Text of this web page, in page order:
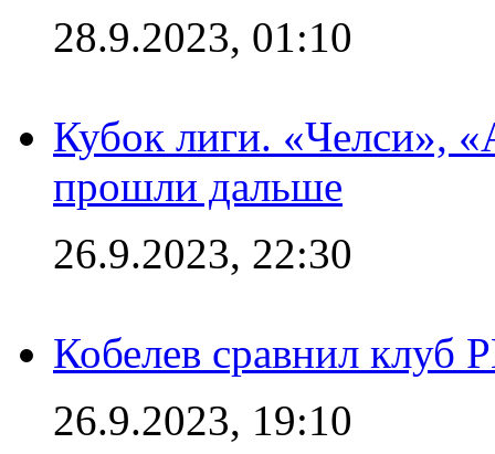
28.9.2023, 01:10
Кубок лиги. «Челси»,
прошли дальше
26.9.2023, 22:30
Кобелев сравнил клуб
26.9.2023, 19:10